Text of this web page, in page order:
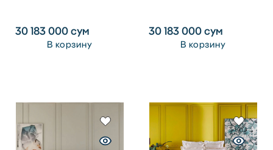
30 183 000сум
В корзину
30 183 000сум
В корзину